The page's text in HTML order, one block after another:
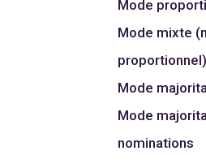
Mode
Mode mixte
proportionnel)
Mode
Mode
nominations